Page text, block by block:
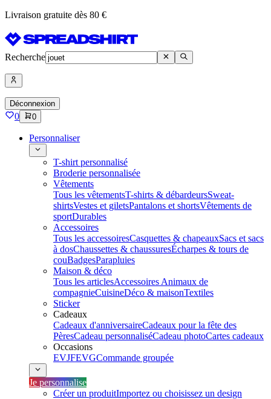
Livraison gratuite dès 80 €
Recherche
Déconnexion
0 0
Personnaliser
T-shirt personnalisé
Broderie personnalisée
Vêtements
Tous les vêtementsT-shirts & débardeursSweat-
shirtsVestes et giletsPantalons et shortsVêtements de
sportDurables
Accessoires
Tous les accessoiresCasquettes & chapeauxSacs et sacs
à dosChaussettes & chaussuresÉcharpes & tours de
couBadgesParapluies
Maison & déco
Tous les articlesAccessoires Animaux de
compagnieCuisineDéco & maisonTextiles
Sticker
Cadeaux
Cadeaux d'anniversaireCadeaux pour la fête des
PèresCadeau personnaliséCadeau photoCartes cadeaux
Occasions
EVJFEVGCommande groupée
Je personnalise
Créer un produitImportez ou choisissez un design